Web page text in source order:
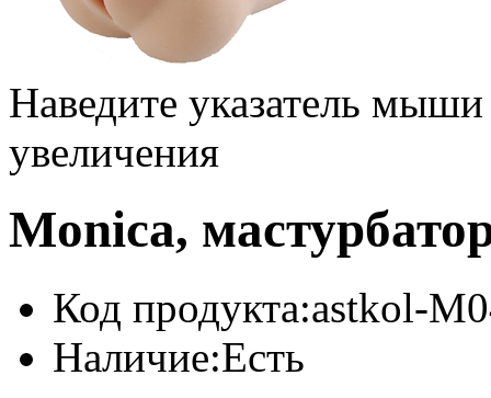
Наведите указатель
увеличения
Monica,
Код продукта:astkol-
Наличие:Есть